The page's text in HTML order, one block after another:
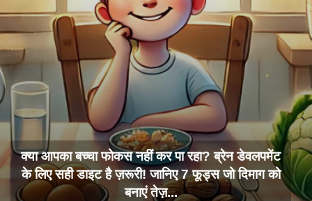
क्या आपका बच्चा फोकस नहीं कर पा रहा? ब्रेन डेवलपमेंट
के लिए सही डाइट है ज़रूरी! जानिए 7 फूड्स जो दिमाग को
बनाएं तेज़...